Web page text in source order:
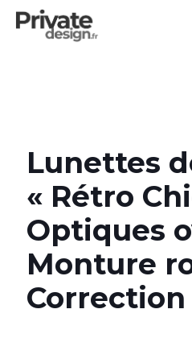
Lunettes
« Rétro
Optiques
Monture
Correction